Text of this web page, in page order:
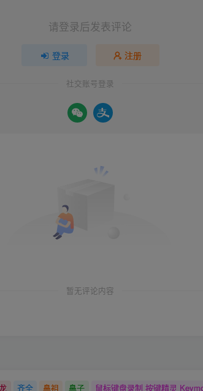
请登录后发表评论
登录 注册
社交账号登录
暂无评论内容
齐全 鼻祖 鼻子 鼠标键盘录制 按键精灵